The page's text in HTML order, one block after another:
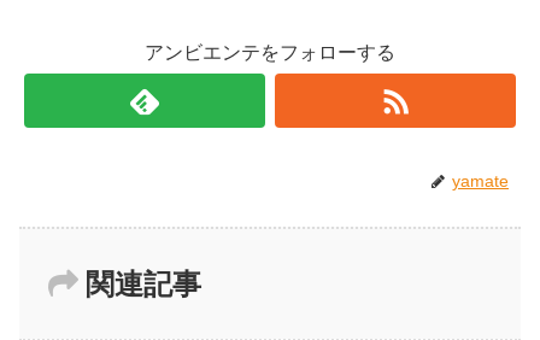
アンビエンテをフォローする
yamate
関連記事